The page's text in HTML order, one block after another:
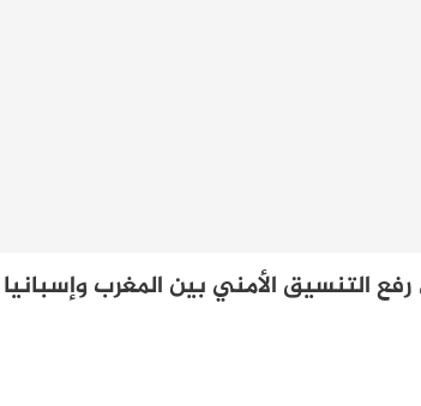
التنسيق الأمني بين المغرب وإسبانيا